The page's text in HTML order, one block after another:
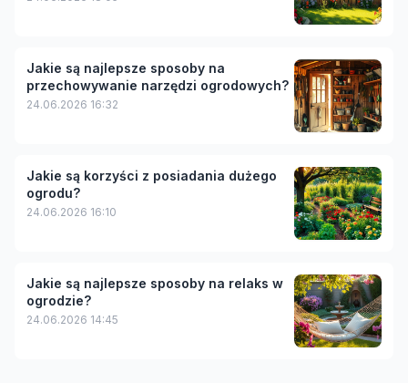
Jakie są najlepsze sposoby na
przechowywanie narzędzi ogrodowych?
24.06.2026 16:32
Jakie są korzyści z posiadania dużego
ogrodu?
24.06.2026 16:10
Jakie są najlepsze sposoby na relaks w
ogrodzie?
24.06.2026 14:45